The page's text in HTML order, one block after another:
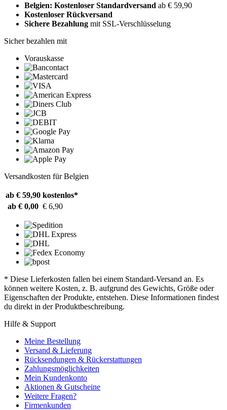
Belgien: Kostenloser Standardversand ab € 59,90
Kostenloser Rückversand
Sichere Bezahlung mit SSL-Verschlüsselung
Sicher bezahlen mit
Vorauskasse
Versandkosten für Belgien
ab € 59,90 kostenlos*
ab € 0,00 € 6,90
* Diese Lieferkosten fallen bei einem Standard-Versand an. Es
können weitere Kosten, z. B. aufgrund des Gewichts, Größe oder
Eigenschaften der Produkte, entstehen. Diese Informationen findest
du direkt in der Produktbeschreibung.
Hilfe & Support
Meine Bestellung
Versand & Lieferung
Rücksendungen & Rückerstattungen
Zahlungsmöglichkeiten
Mein Kundenkonto
Aktionen & Gutscheine
Weitere Fragen?
Firmenkunden